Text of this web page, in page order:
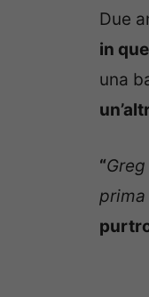
Due
in
una
“
prima